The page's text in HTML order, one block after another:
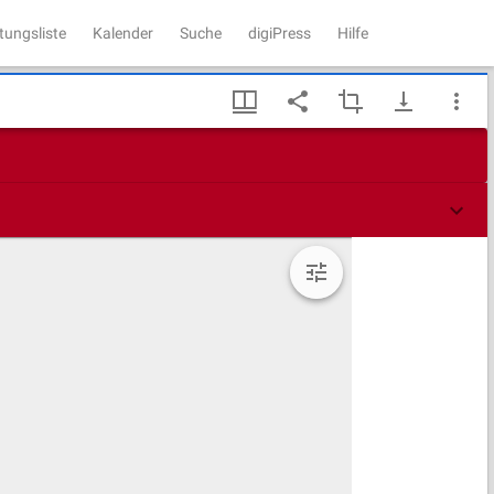
Kalender Suche digiPress Hilfe